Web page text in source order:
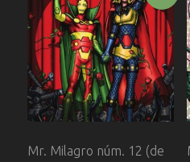
Mr. Milagro núm. 12 (de